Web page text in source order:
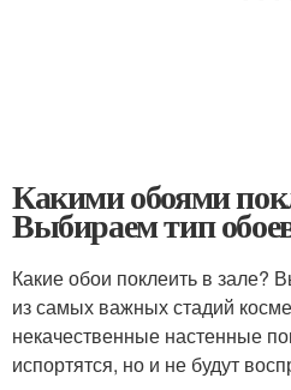
Какими обоями
Выбираем тип
Какие обои поклеить в зале?
из самых важных стадий
некачественные настенные
испортятся, но и не будут